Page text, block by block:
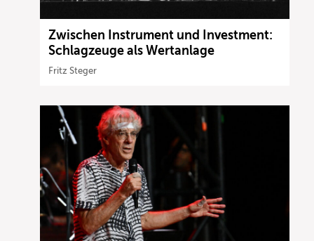
Zwischen Instrument und Investment:
Schlagzeuge als Wertanlage
Fritz Steger